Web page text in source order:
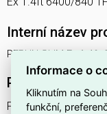
Interní název
PERUN SLIM Ex 1.4ft
Podrobný popis
PERUN SLIM Ex
Informace o
Kliknutím na
funkční,